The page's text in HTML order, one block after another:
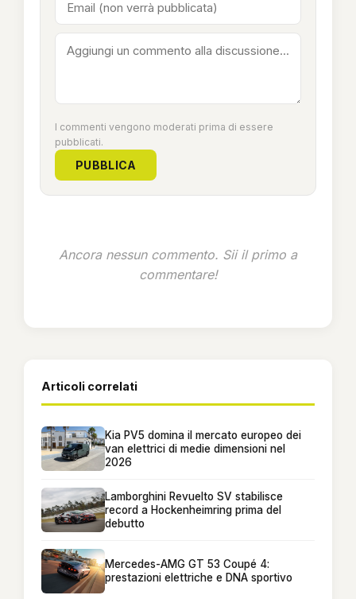
I commenti vengono moderati prima di essere
pubblicati.
PUBBLICA
Ancora nessun commento. Sii il primo a
commentare!
Articoli correlati
Kia PV5 domina il mercato europeo dei
van elettrici di medie dimensioni nel
2026
Lamborghini Revuelto SV stabilisce
record a Hockenheimring prima del
debutto
Mercedes-AMG GT 53 Coupé 4:
prestazioni elettriche e DNA sportivo